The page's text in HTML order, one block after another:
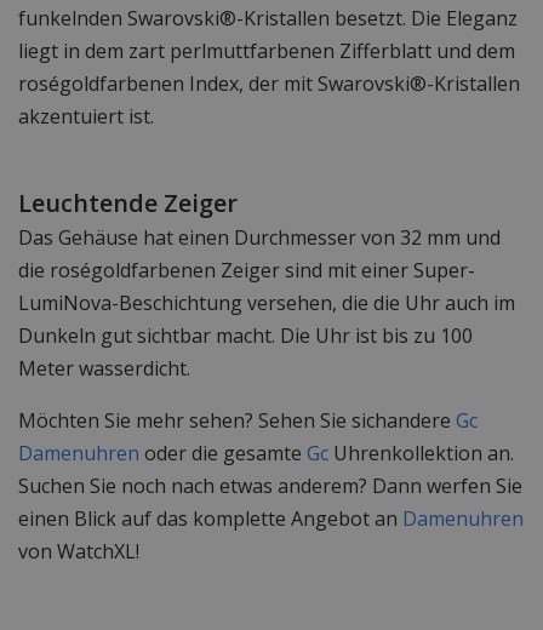
funkelnden Swarovski®-Kristallen besetzt. Die Eleganz
liegt in dem zart perlmuttfarbenen Zifferblatt und dem
roségoldfarbenen Index, der mit Swarovski®-Kristallen
akzentuiert ist.
Leuchtende Zeiger
Das Gehäuse hat einen Durchmesser von 32 mm und
die roségoldfarbenen Zeiger sind mit einer Super-
LumiNova-Beschichtung versehen, die die Uhr auch im
Dunkeln gut sichtbar macht. Die Uhr ist bis zu 100
Meter wasserdicht.
Möchten Sie mehr sehen? Sehen Sie sichandere Gc
Damenuhren oder die gesamte Gc Uhrenkollektion an.
Suchen Sie noch nach etwas anderem? Dann werfen Sie
einen Blick auf das komplette Angebot an Damenuhren
von WatchXL!